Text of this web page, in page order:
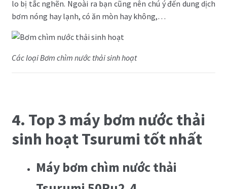
lo bị tắc nghẽn. Ngoài ra bạn cũng nên chú ý đến dung dịch
bơm nóng hay lạnh, có ăn mòn hay không,…
Các loại Bơm chìm nước thải sinh hoạt
4. Top 3 máy bơm nước thải
sinh hoạt Tsurumi tốt nhất
Máy bơm chìm nước thải